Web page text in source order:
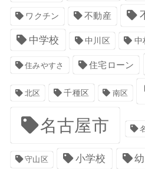
ワクチン 不動産
中学校 中川区 中
住みやすさ 住宅ローン
北区 千種区 南区
名古屋市
守山区 小学校